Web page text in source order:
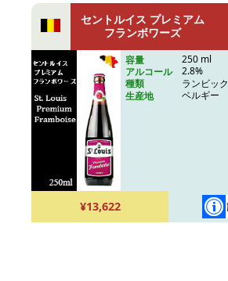
セントルイス プレミアム
フランボワーズ
容量
250 ml
アルコール
2.8%
種類
ランビック
生産地
ベルギー
¥13,622